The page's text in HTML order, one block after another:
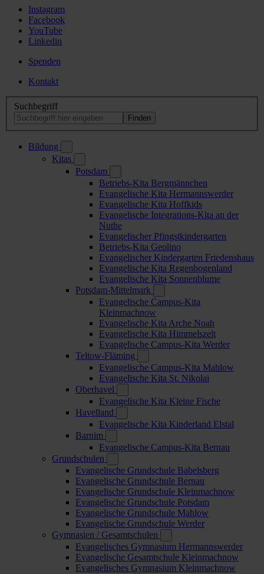
Instagram
Facebook
YouTube
Linkedin
Spenden
Kontakt
Suchbegriff
Bildung
Kitas
Potsdam
Betriebs-Kita Bergmännchen
Evangelische Kita Hermannswerder
Evangelische Kita Hoffkids
Evangelische Integrations-Kita an der
Nuthe
Evangelischer Pfingstkindergarten
Betriebs-Kita Geolino
Evangelischer Kindergarten Friedenshaus
Evangelische Kita Regenbogenland
Evangelische Kita Sonnenblume
Potsdam-Mittelmark
Evangelische Campus-Kita
Kleinmachnow
Evangelische Kita Arche Noah
Evangelische Kita Himmelszelt
Evangelische Campus-Kita Werder
Teltow-Fläming
Evangelische Campus-Kita Mahlow
Evangelische Kita St. Nikolai
Oberhavel
Evangelische Kita Kleine Fische
Havelland
Evangelische Kita Kinderland Elstal
Barnim
Evangelische Campus-Kita Bernau
Grundschulen
Evangelische Grundschule Babelsberg
Evangelische Grundschule Bernau
Evangelische Grundschule Kleinmachnow
Evangelische Grundschule Potsdam
Evangelische Grundschule Mahlow
Evangelische Grundschule Werder
Gymnasien / Gesamtschulen
Evangelisches Gymnasium Hermannswerder
Evangelische Gesamtschule Kleinmachnow
Evangelisches Gymnasium Kleinmachnow